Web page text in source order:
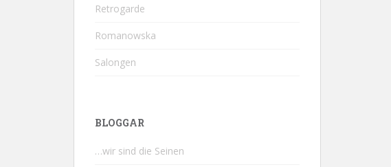
Retrogarde
Romanowska
Salongen
BLOGGAR
…wir sind die Seinen